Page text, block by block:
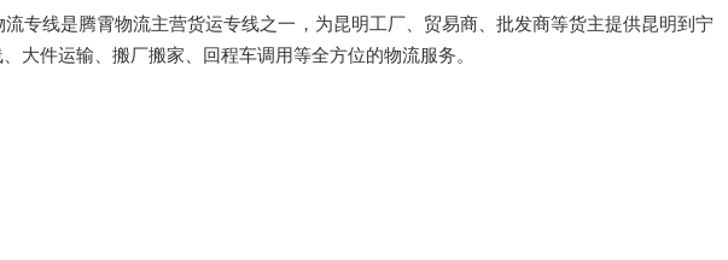
流专线是腾霄物流主营货运专线之一，为昆明工厂、贸易商、批发商等货主提供昆明到宁
大件运输、搬厂搬家、回程车调用等全方位的物流服务。